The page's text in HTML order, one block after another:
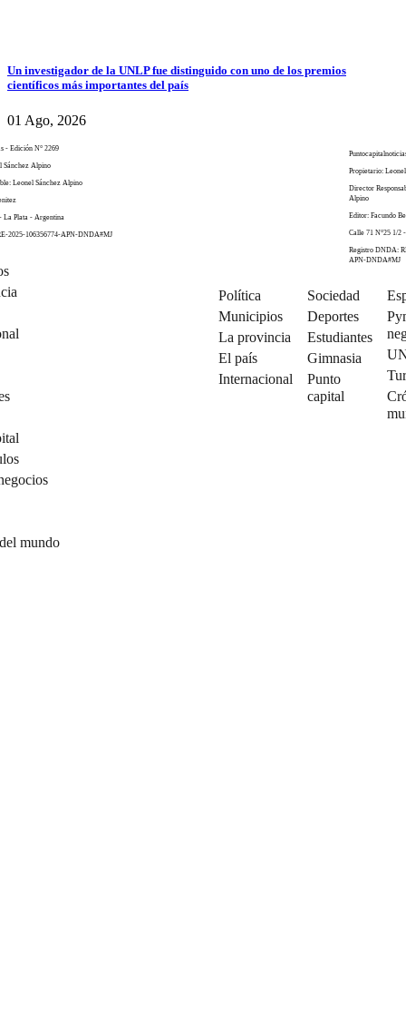
Un investigador de la UNLP fue distinguido con uno de los premios
científicos más importantes del país
01 Ago, 2026
- Edición N° 2269
Sánchez Alpino
Leonel Sánchez Alpino
La Plata - Argentina
2025-106356774-APN-DNDA#MJ
mundo
Propietario:
Director
Alpino
Editor: Facundo
Calle 71 N°25 1/2
Registro DNDA:
APN-DNDA#MJ
Política
Municipios
La provincia
El país
Internacional
Sociedad
Deportes
Estudiantes
Gimnasia
Punto
capital